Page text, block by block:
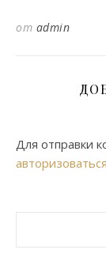
от admin
Для отправки
авторизоваться